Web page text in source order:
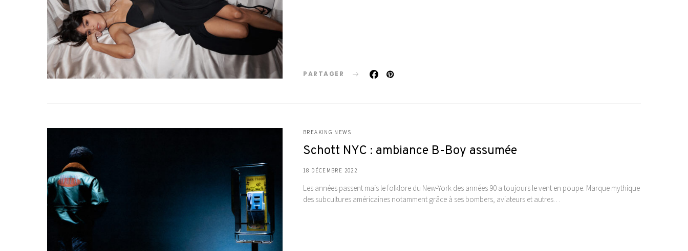
PARTAGER
BREAKING NEWS
Schott NYC : ambiance B-Boy assumée
18 DÉCEMBRE 2022
Les années passent mais le folklore du New-York des années 90 a toujours le vent en poupe. Marque mythique
des subcultures américaines notamment grâce à ses bombers, aviateurs et autres…